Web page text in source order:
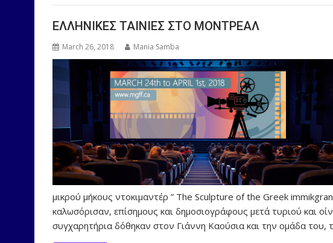
ΕΛΛΗΝΙΚΕΣ ΤΑΙΝΙΕΣ ΣΤΟ ΜΟΝΤΡΕΑΛ
March 26, 2018 Mania Samba
μικρού μήκους ντοκιμαντέρ ” The Sculpture of the Greek
καλωσόρισαν, επίσημους και δημοσιογράφους μετά τυριού και
συγχαρητήρια δόθηκαν στον Γιάννη Καούσια και την ομάδα του,